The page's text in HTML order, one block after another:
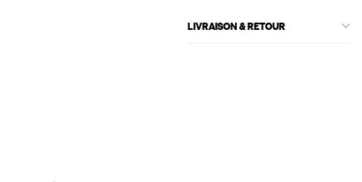
LIVRAISON & RETOUR